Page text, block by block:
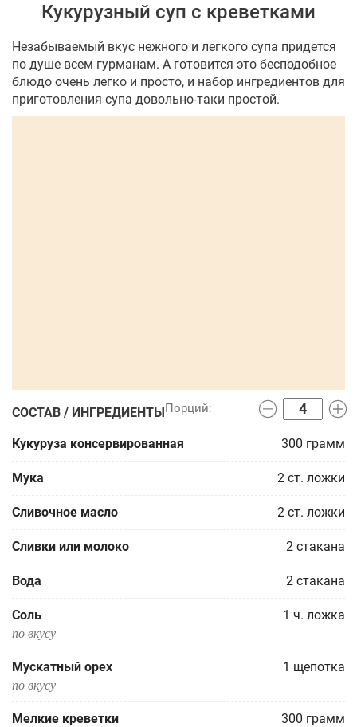
Кукурузный суп с креветками
Незабываемый вкус нежного и легкого супа придется
по душе всем гурманам. А готовится это бесподобное
блюдо очень легко и просто, и набор ингредиентов для
приготовления супа довольно-таки простой.
СОСТАВ / ИНГРЕДИЕНТЫ
Кукуруза консервированная 300 грамм
Мука 2 ст. ложки
Сливочное масло 2 ст. ложки
Сливки или молоко 2 стакана
Вода 2 стакана
Соль 1 ч. ложка
по вкусу
Мускатный орех 1 щепотка
по вкусу
Мелкие креветки 300 грамм